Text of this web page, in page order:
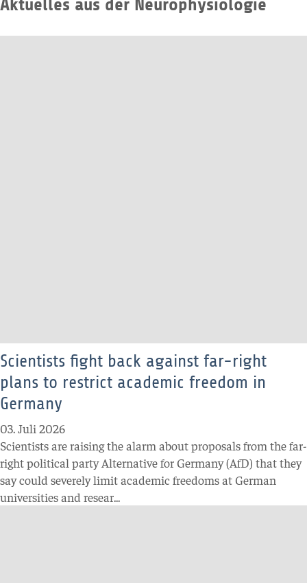
Scientists fight back against far-right
plans to restrict academic freedom in
Germany
03. Juli 2026
Scientists are raising the alarm about proposals from the far-
right political party Alternative for Germany (AfD) that they
say could severely limit academic freedoms at German
universities and resear...